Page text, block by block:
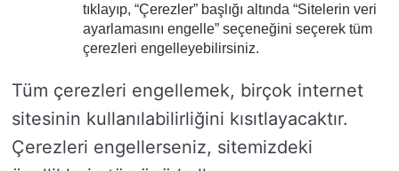
tıklayıp, “Çerezler” başlığı altında “Sitelerin veri
ayarlamasını engelle” seçeneğini seçerek tüm
çerezleri engelleyebilirsiniz.
Tüm çerezleri engellemek, birçok internet
sitesinin kullanılabilirliğini kısıtlayacaktır.
Çerezleri engellerseniz, sitemizdeki